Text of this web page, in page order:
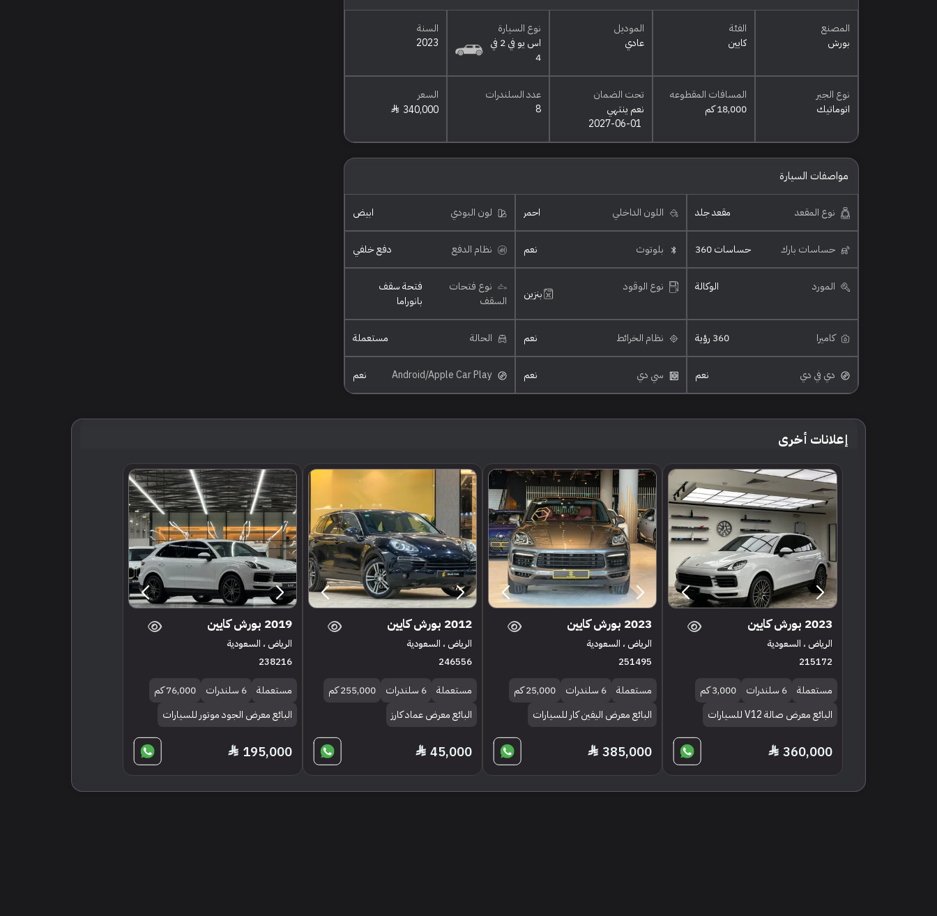
المصنع
بورش
الفئة
كايين
الموديل
عادي
نوع السيارة
اس يو في 2 في
4
السنة
2023
نوع الجير
اتوماتيك
المسافات المقطوعه
18,000 كم
تحت الضمان
نعم ينتهي
2027-06-01
عدد السلندرات
8
السعر
340,000
مواصفات السيارة
نوع المقعد مقعد جلد اللون الداخلي احمر لون البودي ابيض
حساسات بارك حساسات 360 بلوتوث نعم نظام الدفع دفع خلفي
المورد الوكالة نوع الوقود بنزين
نوع فتحات
السقف
فتحة سقف
بانوراما
كاميرا 360 رؤية نظام الخرائط نعم الحالة مستعملة
دي في دي نعم سي دي نعم نعم
إعلانات أخرى
2023 بورش كايين
الرياض ، السعودية
215172
مستعملة 6 سلندرات
3,000 كم
البائع معرض صالة V12 للسيارات
360,000
2023 بورش كايين
الرياض ، السعودية
251495
مستعملة 6 سلندرات
25,000 كم
البائع معرض اليفين كار للسيارات
385,000
2012 بورش كايين
الرياض ، السعودية
246556
مستعملة 6 سلندرات
255,000 كم
البائع معرض عماد كارز
45,000
2019 بورش كايين
الرياض ، السعودية
238216
مستعملة 6 سلندرات
76,000 كم
البائع معرض الجود موتور للسيارات
195,000